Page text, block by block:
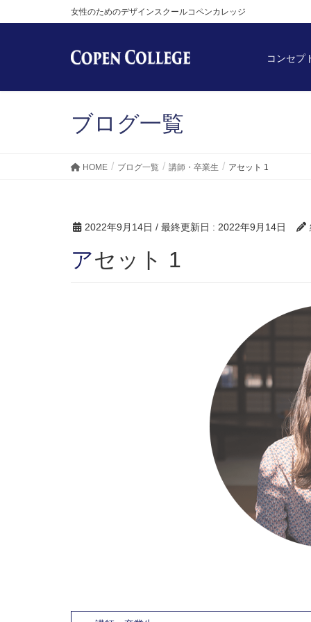
女性のためのデザインスクールコペンカレッジ
コンセプ
ブログ一覧
HOME ブログ一覧 講師・卒業生 アセット 1
2022年9月14日 / 最終更新日 : 2022年9月14日
アセット 1